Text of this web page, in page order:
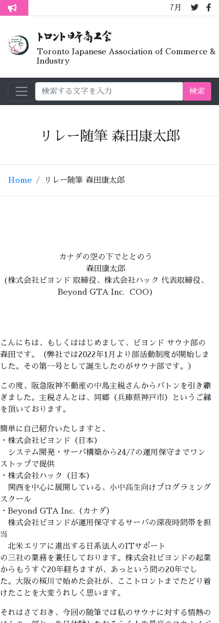
トロント生活不安疑問質問懇談会
7月オープンライブラ
Toronto Japanese Association of Commerce &
Industry
検索
リレー随筆 森田康太郎
Home リレー随筆 森田康太郎
カナダの空の下でととのう
森田康太郎
(株式会社ビヨンド 取締役、株式会社ハック 代表取締役、
Beyond GTA Inc. COO)
こんにちは、もしくははじめまして、ビヨンド サウナ部の
森田です。（弊社では2022年1月より部活動制度が開始しま
した。その第一号として誕生したのがサウナ部です。）
この度、阪急阪神不動産の中島主税さんからバトンを引き継
ぎました。主税さんとは、同郷（兵庫県神戸市）というご縁
を頂いております。
簡単に自己紹介いたしますと、
・株式会社ビヨンド（日本）
システム開発・サーバ構築から24/7の運用保守までワン
ストップで提供
・株式会社ハック（日本）
関西を中心に展開している、小中高生向けプログラミング
スクール
・Beyond GTA Inc.（カナダ）
株式会社ビヨンドが運用保守するサーバの深夜時間帯を担
当
北米エリアに進出する日系法人のITサポート
の三社の業務を兼任しております。株式会社ビヨンドの起業
からもうすぐ20年経ちますが、あっという間の20年でし
た。大阪の桜川で始めた会社が、ここトロントまでたどり着
けたことを大変うれしく思います。
それはさておき、今回の随筆では私のサウナに対する情熱の